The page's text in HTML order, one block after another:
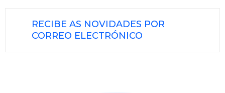
RECIBE AS NOVIDADES POR
CORREO ELECTRÓNICO